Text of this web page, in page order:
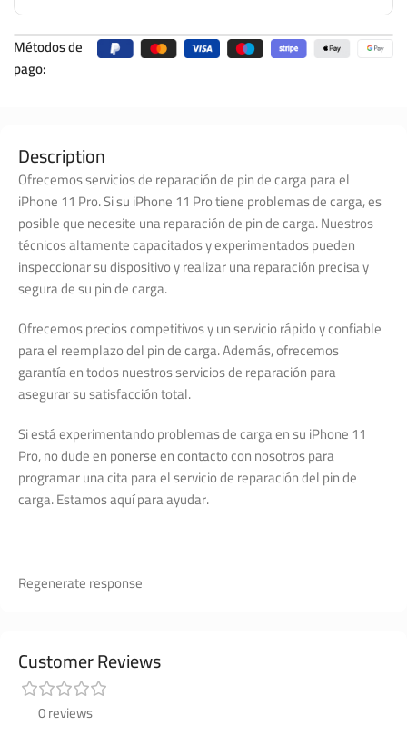
Métodos de
pago:
Description
Ofrecemos servicios de reparación de pin de carga para el
iPhone 11 Pro. Si su iPhone 11 Pro tiene problemas de carga, es
posible que necesite una reparación de pin de carga. Nuestros
técnicos altamente capacitados y experimentados pueden
inspeccionar su dispositivo y realizar una reparación precisa y
segura de su pin de carga.
Ofrecemos precios competitivos y un servicio rápido y confiable
para el reemplazo del pin de carga. Además, ofrecemos
garantía en todos nuestros servicios de reparación para
asegurar su satisfacción total.
Si está experimentando problemas de carga en su iPhone 11
Pro, no dude en ponerse en contacto con nosotros para
programar una cita para el servicio de reparación del pin de
carga. Estamos aquí para ayudar.
Regenerate response
Customer Reviews
0 reviews